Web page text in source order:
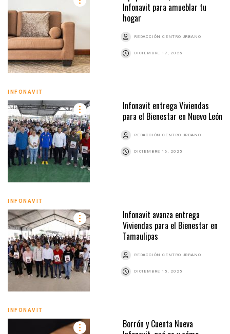
Infonavit para amueblar tu
hogar
REDACCIÓN CENTRO URBANO
DICIEMBRE 17, 2025
INFONAVIT
Infonavit entrega Viviendas
para el Bienestar en Nuevo León
REDACCIÓN CENTRO URBANO
DICIEMBRE 16, 2025
INFONAVIT
Infonavit avanza entrega
Viviendas para el Bienestar en
Tamaulipas
REDACCIÓN CENTRO URBANO
DICIEMBRE 15, 2025
INFONAVIT
Borrón y Cuenta Nueva